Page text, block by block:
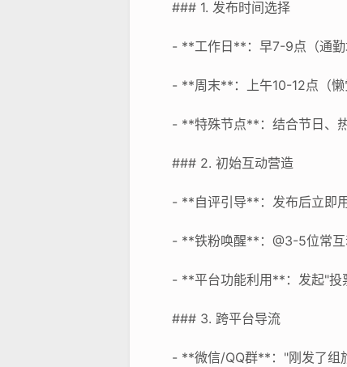
### 1. 发布时间选择
- **工作日**：早7-9点（通勤
- **周末**：上午10-12点（懒
- **特殊节点**：结合节日、
### 2. 初始互动营造
- **自评引导**：发布后立即
- **铁粉唤醒**：@3-5位常
- **平台功能利用**：发起"投
### 3. 跨平台导流
- **微信/QQ群**："刚发了组